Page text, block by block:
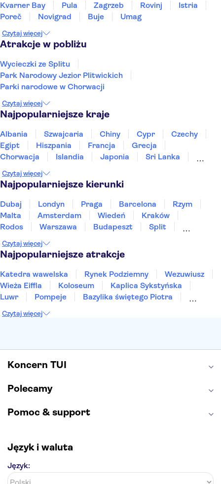
Kvarner Bay
Pula Zagrzeb Rovinj
Istria
Poreč
Novigrad Buje Umag
Czytaj więcej
Atrakcje w pobliżu
Wycieczki ze Splitu
Park Narodowy Jezior Plitwickich
Parki narodowe w Chorwacji
Czytaj więcej
Najpopularniejsze kraje
Albania Szwajcaria Chiny Cypr
Czechy
Egipt
Hiszpania Francja
Grecja
Chorwacja
Islandia Japonia
Sri Lanka
Tunezja
Turcja Wietnam
Czytaj więcej
Najpopularniejsze kierunki
Dubaj Londyn Praga Barcelona
Rzym
Malta
Amsterdam Wiedeń
Kraków
Rodos
Warszawa Budapeszt
Split
Sopot
Gdynia Zakopane
Czytaj więcej
Najpopularniejsze atrakcje
Katedra wawelska Rynek Podziemny
Wezuwiusz
Wieża Eiffla
Koloseum
Kaplica Sykstyńska
Luwr
Pompeje
Bazylika świętego Piotra
Etna
Wawel
Czytaj więcej
Koncern TUI
Polecamy
Pomoc & support
Język i waluta
Język: